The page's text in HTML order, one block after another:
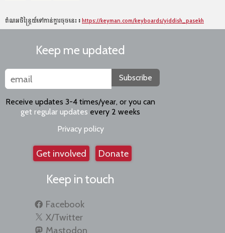
តំណអចិន្ត្រៃយ៍ទៅកាន់ក្ដារចុចនេះ៖ https://keyman.com/keyboards/yiddish_pasekh
Keep me updated
Subscribe
Receive updates 3-4 times/year, or you can
get regular updates every 2 weeks
Privacy policy
Get involved Donate
Keep in touch
Facebook
X/Twitter
Mastodon